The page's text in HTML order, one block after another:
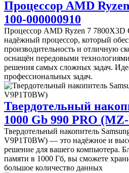
Процессор AMD
100-000000910
Процессор AMD Ryzen 7
надёжный процессор, который
производительность и отличную
оснащён передовыми
решения самых сложных задач.
профессиональных задач.
Твердотельный
1000 Gb 990 PRO
Твердотельный накопитель
V9P1T0BW) — это надёжное и
решение для вашего компьютера.
памяти в 1000 Гб, вы сможете
большое количество данных